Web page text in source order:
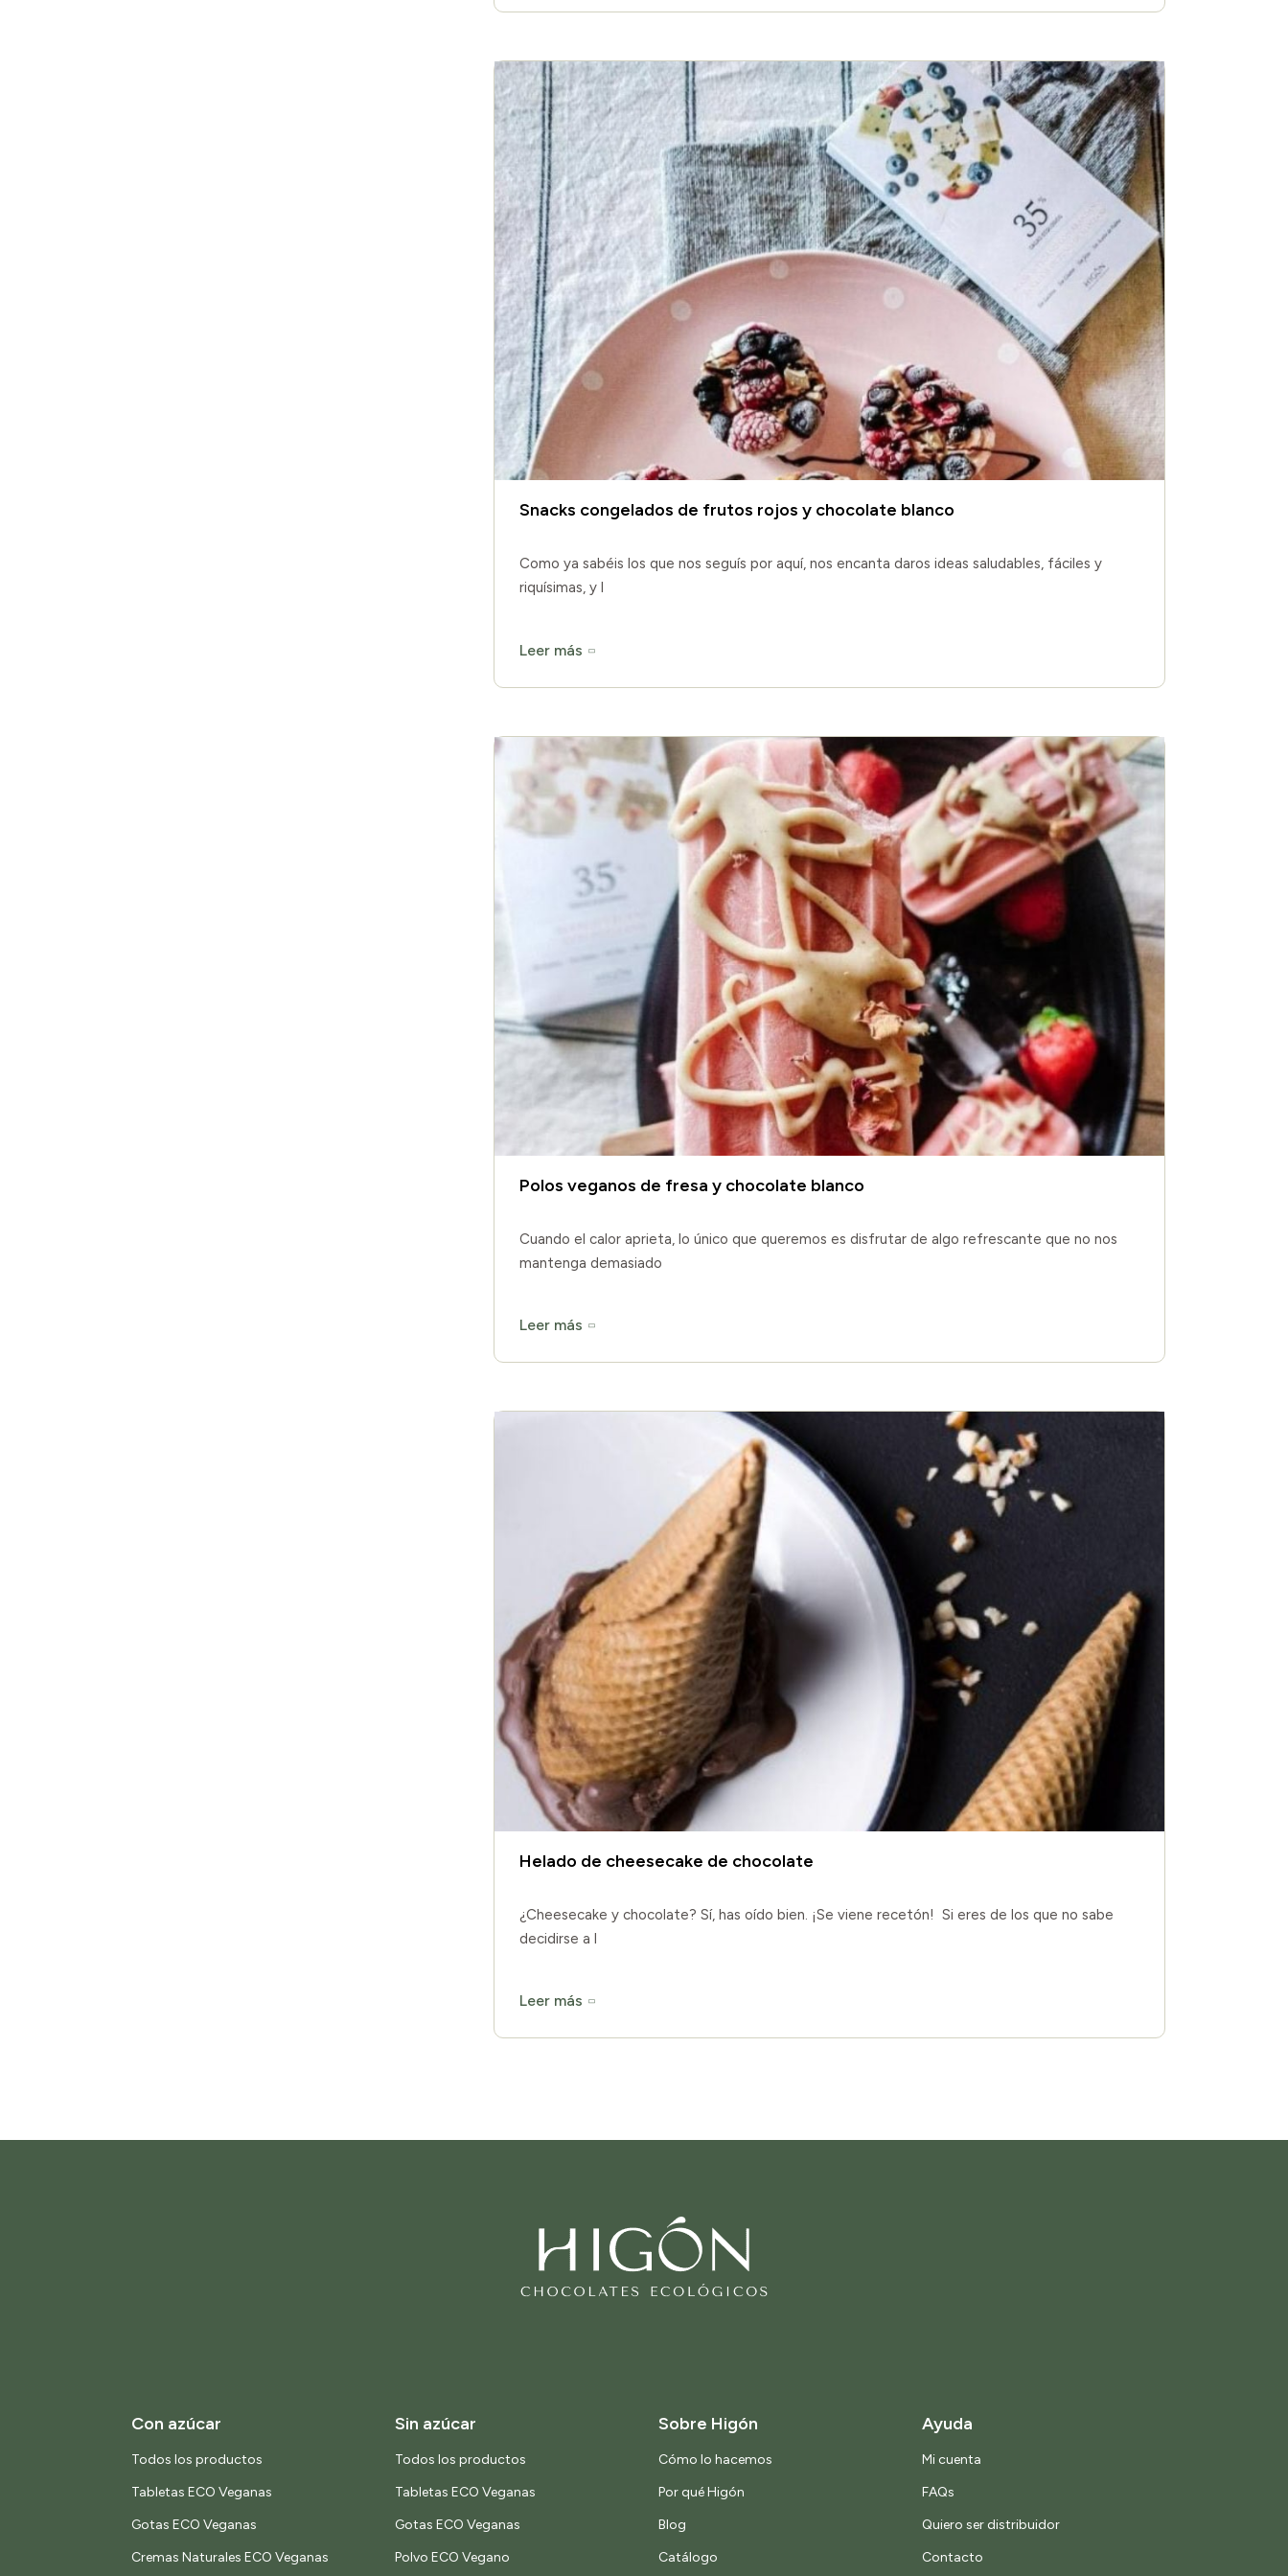
Snacks congelados de frutos rojos y chocolate blanco
Como ya sabéis los que nos seguís por aquí, nos encanta daros ideas saludables, fáciles y
riquísimas, y l
Leer más
Polos veganos de fresa y chocolate blanco
Cuando el calor aprieta, lo único que queremos es disfrutar de algo refrescante que no nos
mantenga demasiado
Leer más
Helado de cheesecake de chocolate
¿Cheesecake y chocolate? Sí, has oído bien. ¡Se viene recetón! Si eres de los que no sabe
decidirse a l
Leer más
Con azúcar
Todos los productos
Tabletas ECO Veganas
Gotas ECO Veganas
Cremas Naturales ECO Veganas
Sin azúcar
Todos los productos
Tabletas ECO Veganas
Gotas ECO Veganas
Polvo ECO Vegano
Sobre Higón
Cómo lo hacemos
Por qué Higón
Blog
Catálogo
Ayuda
Mi cuenta
FAQs
Quiero ser distribuidor
Contacto